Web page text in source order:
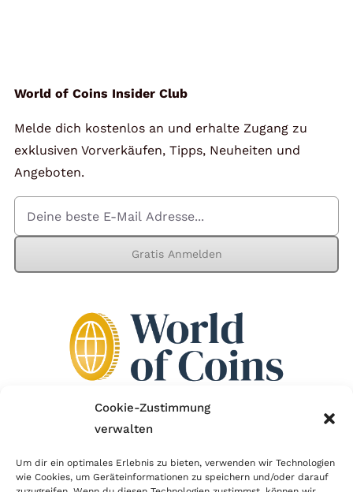
Cookie-Zustimmung
verwalten
Um dir ein optimales Erlebnis zu bieten, verwenden wir Technologien
wie Cookies, um Geräteinformationen zu speichern und/oder darauf
World of Coins Insider Club
Melde dich kostenlos an und erhalte Zugang zu
exklusiven Vorverkäufen, Tipps, Neuheiten und
Angeboten.
Gratis Anmelden
Der Händlerbund setzt sich für sicheren und